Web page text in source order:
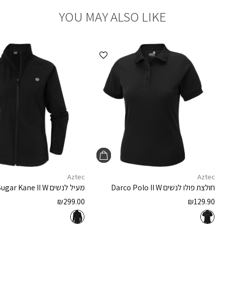
YOU MAY ALSO LIKE
הוספה למועדפים
Aztec
חולצת פולו לנשיםDarco Polo II W
₪129.90
Aztec
מעיל לנשיםKane II W
₪299.00